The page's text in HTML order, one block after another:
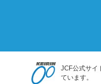
JCF公式サイ
ています。